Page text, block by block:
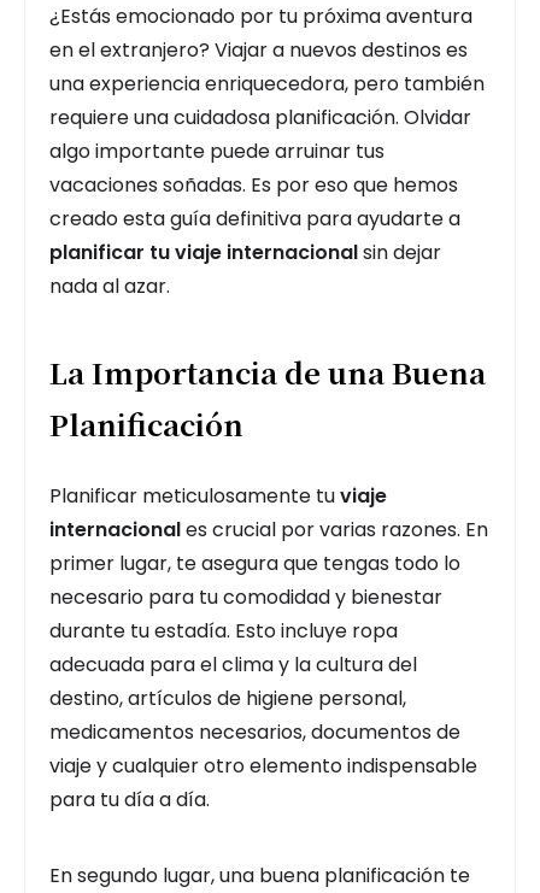
¿Estás emocionado por tu próxima aventura
en el extranjero? Viajar a nuevos destinos es
una experiencia enriquecedora, pero también
requiere una cuidadosa planificación. Olvidar
algo importante puede arruinar tus
vacaciones soñadas. Es por eso que hemos
creado esta guía definitiva para ayudarte a
planificar tu viaje internacionalsin dejar
nada al azar.
La Importancia de una Buena
Planificación
Planificar meticulosamente tuviaje
internacionales crucial por varias razones. En
primer lugar, te asegura que tengas todo lo
necesario para tu comodidad y bienestar
durante tu estadía. Esto incluye ropa
adecuada para el clima y la cultura del
destino, artículos de higiene personal,
medicamentos necesarios, documentos de
viaje y cualquier otro elemento indispensable
para tu día a día.
En segundo lugar, una buena planificación te